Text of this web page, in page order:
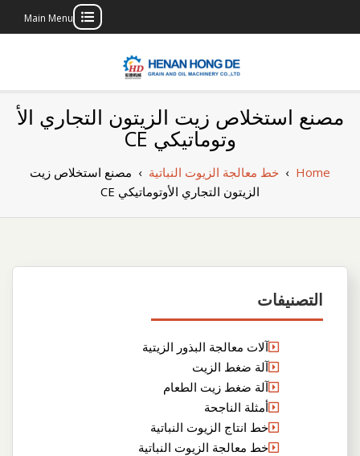
Main Menu
بناء مصنع إنتاج
الزيوت النباتية
الخاص بك
مصنع استخلاص زيت الزيتون التجاري الأ
وتوماتيكي CE
Home
› خط معالجة الزيوت النباتية › مصنع استخلاص زيت
الزيتون التجاري الأوتوماتيكي CE
التصنيفات
آلات معالجة البذور الزيتية
آلة ضغط الزيت
آلة ضغط زيت الطعام
أمثلة الناجحة
خط انتاج الزيوت النباتية
خط معالجة الزيوت النباتية